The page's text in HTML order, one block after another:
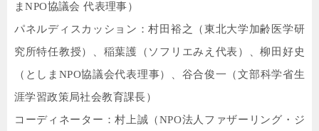
まNPO協議会 代表理事）
パネルディスカッション：村田裕之（東北大学加齢医学研
究所特任教授）、稲葉護（ソフリエみえ代表）、柳田好史
（としま NPO協議会代表理事）、谷合俊一（文部科学省生
涯学習政策局社会教育課長）
コーディネーター：村上誠（NPO法人ファザーリング・ジ